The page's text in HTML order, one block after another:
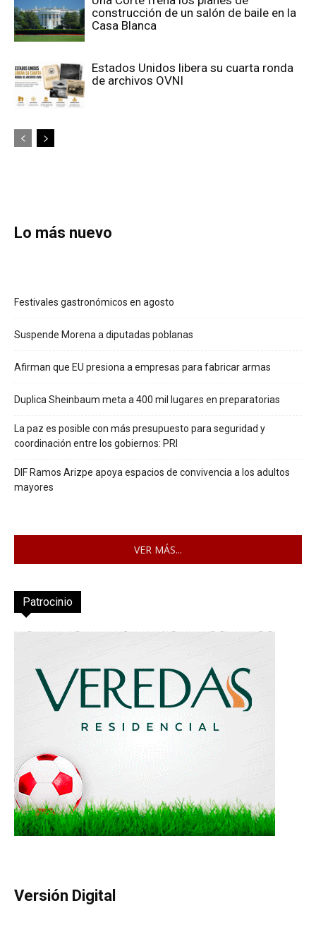
construcción de un salón de baile en la
Casa Blanca
Estados Unidos libera su cuarta ronda
de archivos OVNI
Lo más nuevo
Festivales gastronómicos en agosto
Suspende Morena a diputadas poblanas
Afirman que EU presiona a empresas para fabricar armas
Duplica Sheinbaum meta a 400 mil lugares en preparatorias
La paz es posible con más presupuesto para seguridad y
coordinación entre los gobiernos: PRI
DIF Ramos Arizpe apoya espacios de convivencia a los adultos
mayores
VER MÁS...
Patrocinio
Versión Digital